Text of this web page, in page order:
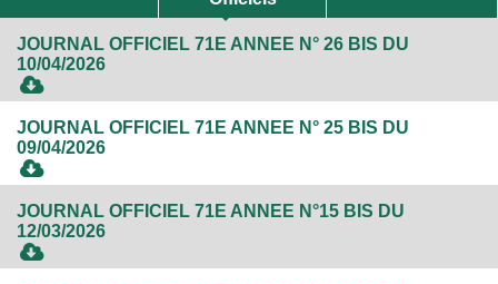
JOURNAL OFFICIEL 71E ANNEE N° 26 BIS DU
10/04/2026
JOURNAL OFFICIEL 71E ANNEE N° 25 BIS DU
09/04/2026
JOURNAL OFFICIEL 71E ANNEE N°15 BIS DU
12/03/2026